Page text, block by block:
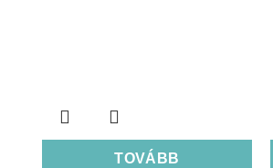
TOVÁBB